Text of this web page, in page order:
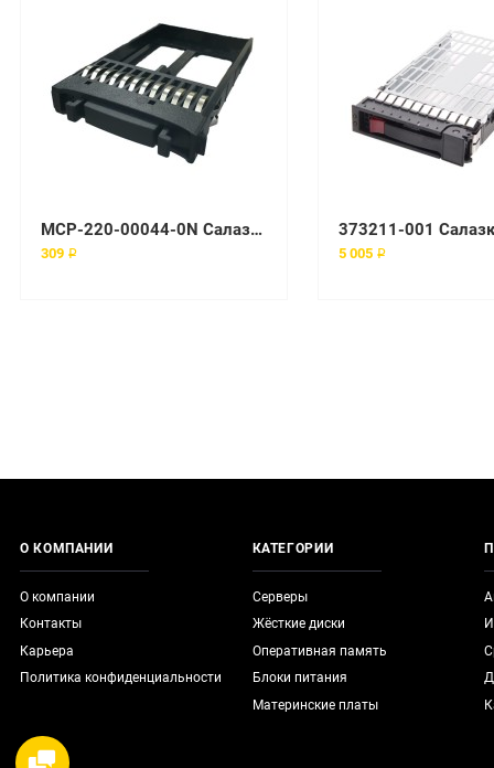
MCP-220-00044-0N Салазки SuperMicro 2x2.5" HDD
309 ₽ 5 005 ₽
О КОМПАНИИ
О компании
Контакты
Карьера
Политика конфиденциальности
КАТЕГОРИИ
Серверы
Жёсткие диски
Оперативная память
Блоки питания
Материнские платы